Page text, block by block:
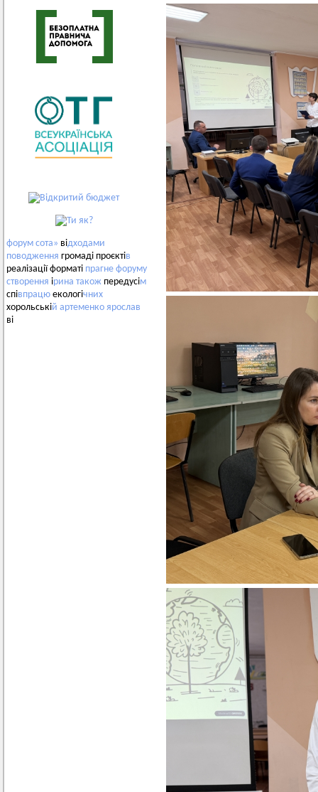
форум сота» відходами
поводження громаді проєктів
реалізації форматі прагне форуму
створення ірина також передусім
співпрацю екологічних
хорольській артеменко ярослав
ві